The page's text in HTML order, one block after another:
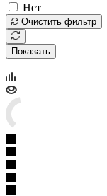
Нет
Очистить фильтр
Показать